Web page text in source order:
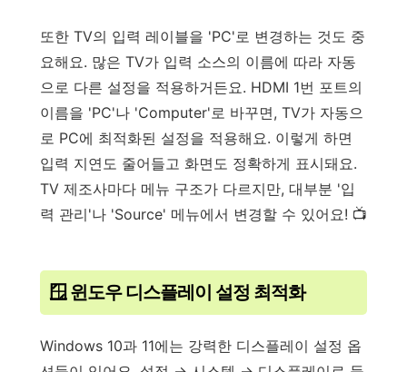
또한 TV의 입력 레이블을 'PC'로 변경하는 것도 중
요해요. 많은 TV가 입력 소스의 이름에 따라 자동
으로 다른 설정을 적용하거든요. HDMI 1번 포트의
이름을 'PC'나 'Computer'로 바꾸면, TV가 자동으
로 PC에 최적화된 설정을 적용해요. 이렇게 하면
입력 지연도 줄어들고 화면도 정확하게 표시돼요.
TV 제조사마다 메뉴 구조가 다르지만, 대부분 '입
력 관리'나 'Source' 메뉴에서 변경할 수 있어요! 📺
🪟 윈도우 디스플레이 설정 최적화
Windows 10과 11에는 강력한 디스플레이 설정 옵